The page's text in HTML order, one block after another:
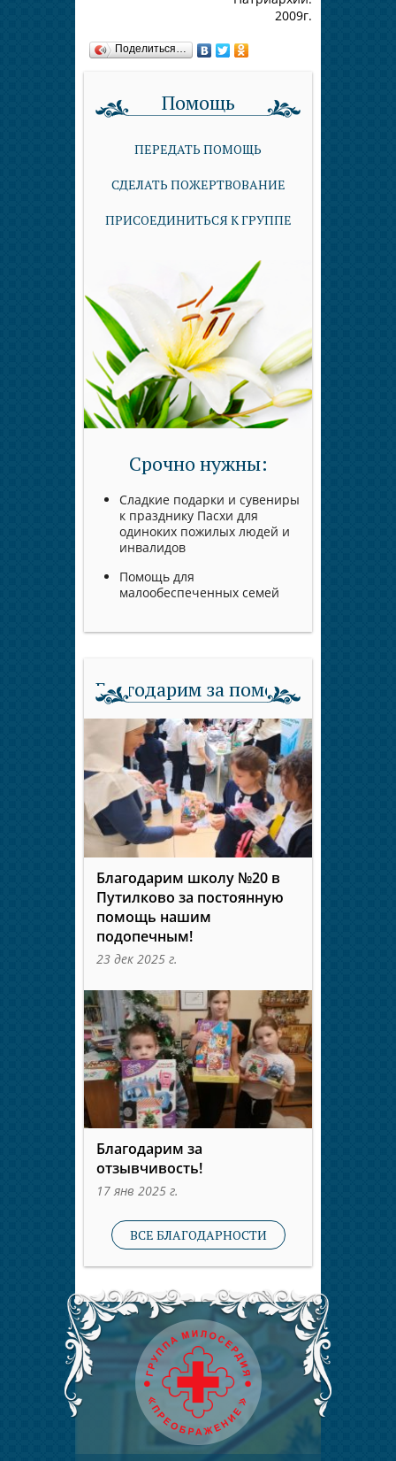
2009г.
Поделиться…
Помощь
ПЕРЕДАТЬ ПОМОЩЬ
СДЕЛАТЬ ПОЖЕРТВОВАНИЕ
ПРИСОЕДИНИТЬСЯ К ГРУППЕ
Срочно нужны:
Сладкие подарки и сувениры
к празднику Пасхи для
одиноких пожилых людей и
инвалидов
Помощь для
малообеспеченных семей
Благодарим за помощь
Благодарим школу №20 в
Путилково за постоянную
помощь нашим
подопечным!
23 дек 2025 г.
Благодарим за
отзывчивость!
17 янв 2025 г.
ВСЕ БЛАГОДАРНОСТИ